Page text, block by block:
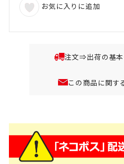
お気に入りに追加
注文⇒出荷の基
この商品に関す